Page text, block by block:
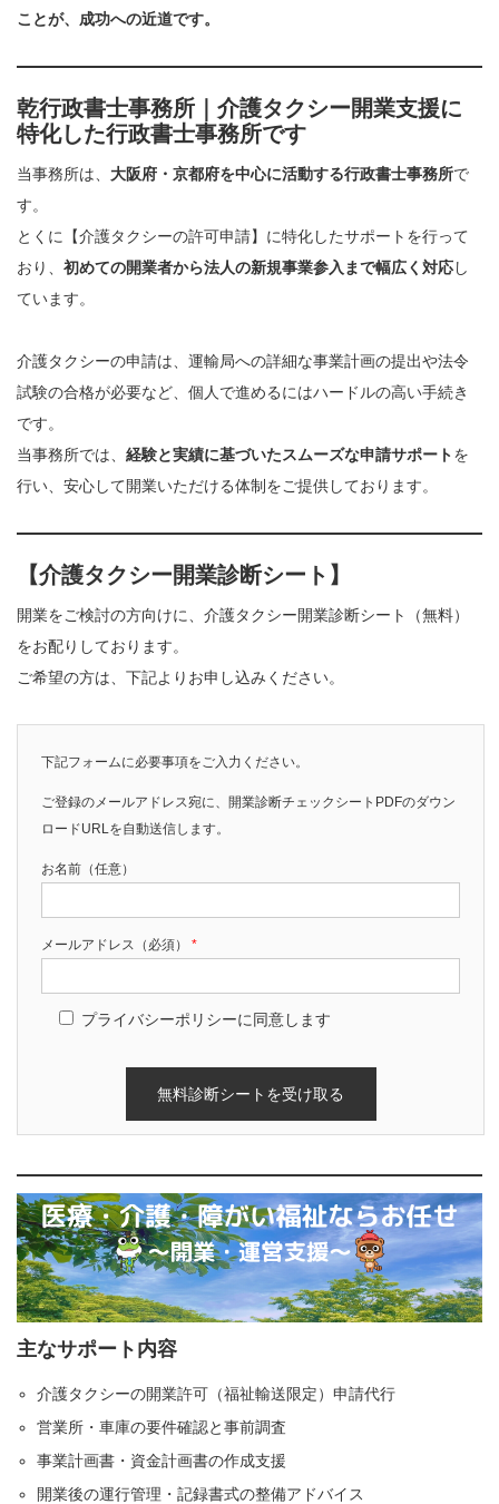
ことが、成功への近道です。
乾行政書士事務所｜介護タクシー開業支援に
特化した行政書士事務所です
当事務所は、 大阪府・京都府を中心に活動する行政書士事務所で
す。
とくに【介護タクシーの許可申請】に特化したサポートを行って
おり、 初めての開業者から法人の新規事業参入まで幅広く対応し
ています。
介護タクシーの申請は、運輸局への詳細な事業計画の提出や法令
試験の合格が必要など、個人で進めるにはハードルの高い手続き
です。
当事務所では、 経験と実績に基づいたスムーズな申請サポートを
行い、安心して開業いただける体制をご提供しております。
【介護タクシー開業診断シート】
開業をご検討の方向けに、介護タクシー開業診断シート（無料）
をお配りしております。
ご希望の方は、下記よりお申し込みください。
下記フォームに必要事項をご入力ください。
ご登録のメールアドレス宛に、開業診断チェックシートPDFのダウン
ロードURLを自動送信します。
お名前（任意）
メールアドレス（必須） *
プライバシーポリシーに同意します
主なサポート内容
介護タクシーの開業許可（福祉輸送限定）申請代行
営業所・車庫の要件確認と事前調査
事業計画書・資金計画書の作成支援
開業後の運行管理・記録書式の整備アドバイス